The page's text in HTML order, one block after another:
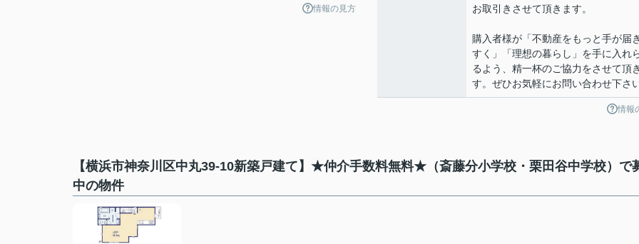
情報の見方
お取引きさせて頂きます。
購入者様が「不動産をもっと手が届
すく」「理想の暮らし」を手に入れ
るよう、精一杯のご協力をさせて頂
す。ぜひお気軽にお問い合わせ下さい
情報
【横浜市神奈川区中丸39-10新築戸建て】★仲介手数料無料★（斎藤分小学校・栗田谷中学校）で
中の物件